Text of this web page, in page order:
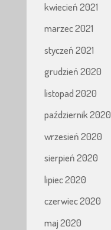
kwiecień 2021
marzec 2021
styczeń 2021
grudzień 2020
listopad 2020
październik 2020
wrzesień 2020
sierpień 2020
lipiec 2020
czerwiec 2020
maj 2020